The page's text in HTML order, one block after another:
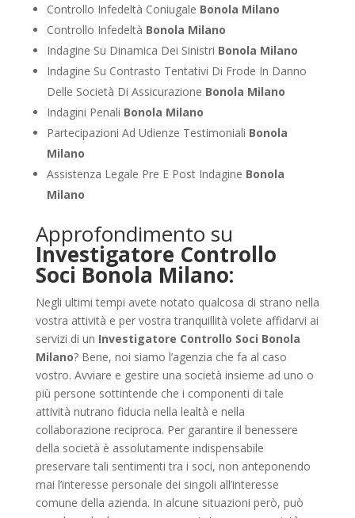
Controllo Infedeltà Coniugale Bonola Milano
Controllo Infedeltà Bonola Milano
Indagine Su Dinamica Dei Sinistri Bonola Milano
Indagine Su Contrasto Tentativi Di Frode In Danno
Delle Società Di Assicurazione Bonola Milano
Indagini Penali Bonola Milano
Partecipazioni Ad Udienze Testimoniali Bonola
Milano
Assistenza Legale Pre E Post Indagine Bonola
Milano
Approfondimento su
Investigatore Controllo
Soci Bonola Milano:
Negli ultimi tempi avete notato qualcosa di strano nella
vostra attività e per vostra tranquillità volete affidarvi ai
servizi di un Investigatore Controllo Soci Bonola
Milano? Bene, noi siamo l’agenzia che fa al caso
vostro. Avviare e gestire una società insieme ad uno o
più persone sottintende che i componenti di tale
attività nutrano fiducia nella lealtà e nella
collaborazione reciproca. Per garantire il benessere
della società è assolutamente indispensabile
preservare tali sentimenti tra i soci, non anteponendo
mai l’interesse personale dei singoli all’interesse
comune della azienda. In alcune situazioni però, può